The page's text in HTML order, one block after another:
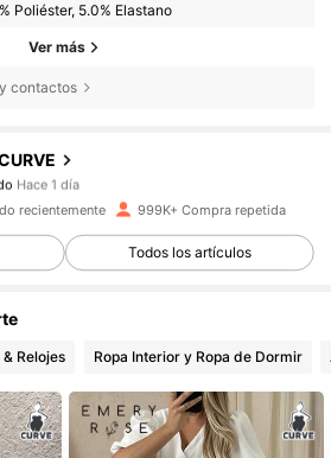
Poliéster, 5.0% Elastano
Ver más
contactos
Hace 1 día
hace Hace 30 minutos
recientemente 999K+ Compra repetida
Todos los artículos
Relojes Ropa Interior y Ropa de Dormir